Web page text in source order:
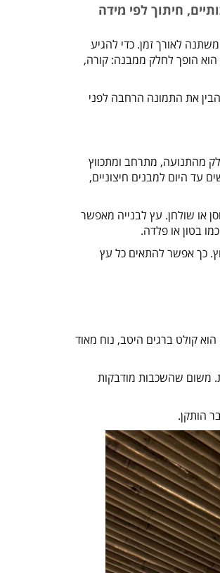
חיתוך לפי מידה
לאורך זמן. כדי להגיע
הוא הופך לחלק ממבנה: קורה,
את התמונה הרחבה לפני
מהתנועה, מתרחב ומתכווץ
עד היום למבנים חיצוניים,
או שולחן. עץ לבנייה מאפשר
בטון או פלדה.
כך אפשר להתאים כל עץ
קולט ברגים היטב, נוח מאוד
משום שהשכבות מודבקות
הותקן.